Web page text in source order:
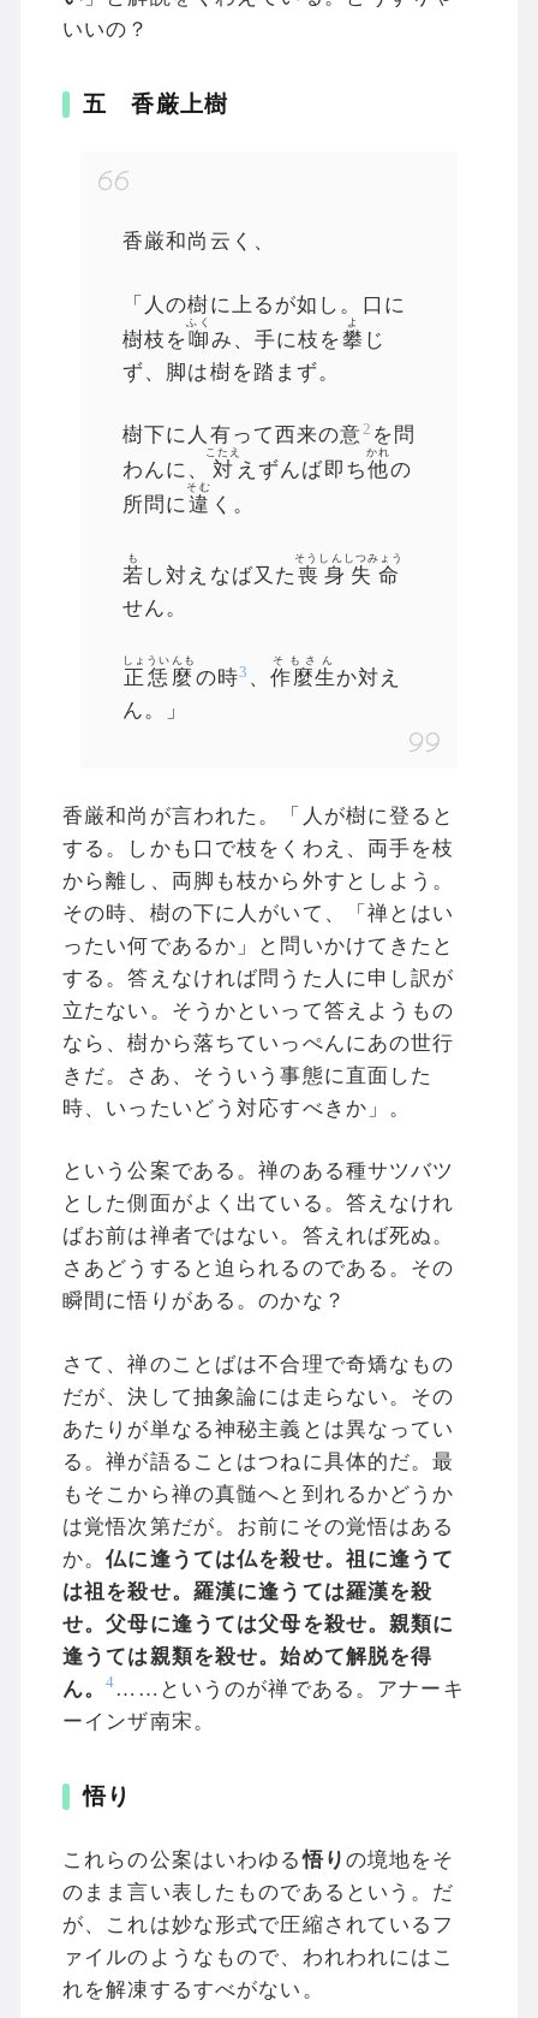
いいの？
五 香厳上樹
香厳和尚云く、
「人の樹に上るが如し。口に
樹枝を啣
ふく
み、手に枝を攀
よ
じ
ず、脚は樹を踏まず。
樹下に人有って西来の意2 を問
わんに、
対
こたえ
えずんば即ち他
かれ
の
所問に違
そむ
く。
若
も
し対えなば又た 喪身失命
そうしんしつみょう
せん。
正恁麼
しょういんも
の時3 、作麼生
そもさん
か対え
ん。」
香厳和尚が言われた。「人が樹に登ると
する。しかも口で枝をくわえ、両手を枝
から離し、両脚も枝から外すとしよう。
その時、樹の下に人がいて、「禅とはい
ったい何であるか」と問いかけてきたと
する。答えなければ問うた人に申し訳が
立たない。そうかといって答えようもの
なら、樹から落ちていっぺんにあの世行
きだ。さあ、そういう事態に直面した
時、いったいどう対応すべきか」。
という公案である。禅のある種サツバツ
とした側面がよく出ている。答えなけれ
ばお前は禅者ではない。答えれば死ぬ。
さあどうすると迫られるのである。その
瞬間に悟りがある。のかな？
さて、禅のことばは不合理で奇矯なもの
だが、決して抽象論には走らない。その
あたりが単なる神秘主義とは異なってい
る。禅が語ることはつねに具体的だ。最
もそこから禅の真髄へと到れるかどうか
は覚悟次第だが。お前にその覚悟はある
か。仏に逢うては仏を殺せ。祖に逢うて
は祖を殺せ。羅漢に逢うては羅漢を殺
せ。父母に逢うては父母を殺せ。親類に
逢うては親類を殺せ。始めて解脱を得
ん。4 ……というのが禅である。アナーキ
ーインザ南宋。
悟り
これらの公案はいわゆる悟り の境地をそ
のまま言い表したものであるという。だ
が、これは妙な形式で圧縮されているフ
ァイルのようなもので、われわれにはこ
れを解凍するすべがない。